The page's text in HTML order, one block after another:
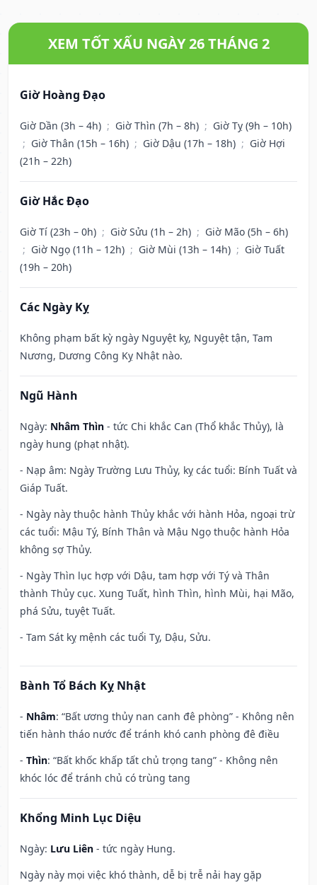
XEM TỐT XẤU NGÀY 26 THÁNG 2
Giờ Hoàng Đạo
Giờ Dần (3h – 4h) ; Giờ Thìn (7h – 8h) ; Giờ Tỵ (9h – 10h)
; Giờ Thân (15h – 16h) ; Giờ Dậu (17h – 18h) ; Giờ Hợi
(21h – 22h)
Giờ Hắc Đạo
Giờ Tí (23h – 0h) ; Giờ Sửu (1h – 2h) ; Giờ Mão (5h – 6h)
; Giờ Ngọ (11h – 12h) ; Giờ Mùi (13h – 14h) ; Giờ Tuất
(19h – 20h)
Các Ngày Kỵ
Không phạm bất kỳ ngày Nguyệt kỵ, Nguyệt tận, Tam
Nương, Dương Công Kỵ Nhật nào.
Ngũ Hành
Ngày: Nhâm Thìn - tức Chi khắc Can (Thổ khắc Thủy), là
ngày hung (phạt nhật).
- Nạp âm: Ngày Trường Lưu Thủy, kỵ các tuổi: Bính Tuất và
Giáp Tuất.
- Ngày này thuộc hành Thủy khắc với hành Hỏa, ngoại trừ
các tuổi: Mậu Tý, Bính Thân và Mậu Ngọ thuộc hành Hỏa
không sợ Thủy.
- Ngày Thìn lục hợp với Dậu, tam hợp với Tý và Thân
thành Thủy cục. Xung Tuất, hình Thìn, hình Mùi, hại Mão,
phá Sửu, tuyệt Tuất.
- Tam Sát kỵ mệnh các tuổi Tỵ, Dậu, Sửu.
Bành Tổ Bách Kỵ Nhật
- Nhâm: “Bất ương thủy nan canh đê phòng” - Không nên
tiến hành tháo nước để tránh khó canh phòng đê điều
- Thìn: “Bất khốc khấp tất chủ trọng tang” - Không nên
khóc lóc để tránh chủ có trùng tang
Khổng Minh Lục Diệu
Ngày: Lưu Liên - tức ngày Hung.
Ngày này mọi việc khó thành, dễ bị trễ nải hay gặp